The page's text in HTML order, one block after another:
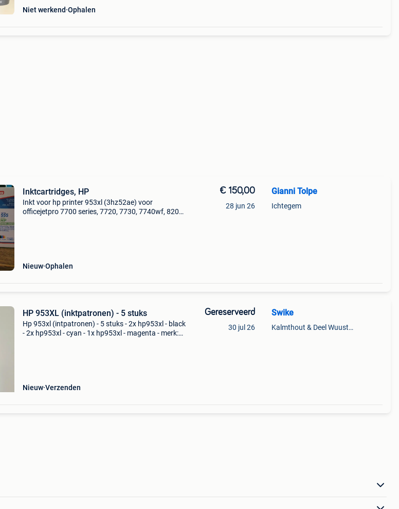
Niet werkend Ophalen
Inktcartridges, HP
Inkt voor hp printer 953xl (3hz52ae) voor
officejetpro 7700 series, 7720, 7730, 7740wf, 8200
Nieuw Ophalen
€ 150,00
28 jun 26
Gianni Tolpe
Ichtegem
HP 953XL (inktpatronen) - 5 stuks
Hp 953xl (intpatronen) - 5 stuks - 2x hp953xl - black
- 2x hp953xl - cyan - 1x hp953xl - magenta - merk:
Nieuw Verzenden
Gereserveerd
30 jul 26
Swike
Kalmthout & Deel Wuustwezel